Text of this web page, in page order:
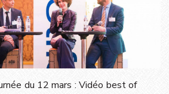
du 12 mars :Vidéo best of